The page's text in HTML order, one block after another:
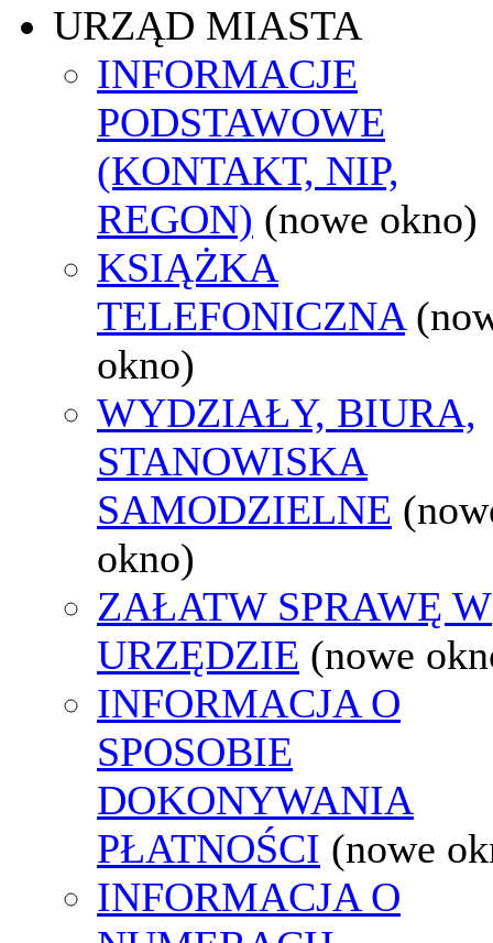
URZĄD MIASTA
INFORMACJE
PODSTAWOWE
(KONTAKT, NIP,
REGON) (nowe okno)
KSIĄŻKA
TELEFONICZNA
okno)
WYDZIAŁY, BIURA,
STANOWISKA
SAMODZIELNE
okno)
ZAŁATW SPRAWĘ W
URZĘDZIE (nowe
INFORMACJA O
SPOSOBIE
DOKONYWANIA
PŁATNOŚCI (nowe
INFORMACJA O